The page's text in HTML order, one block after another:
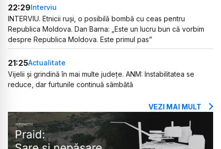
22:29Interviu
INTERVIU. Etnicii ruși, o posibilă bombă cu ceas pentru
Republica Moldova. Dan Barna: „Este un lucru bun că vorbim
despre Republica Moldova. Este primul pas”
21:25Actualitate
Vijelii și grindină în mai multe județe. ANM: Instabilitatea se
reduce, dar furtunile continuă sâmbătă
VEZI MAI MULT